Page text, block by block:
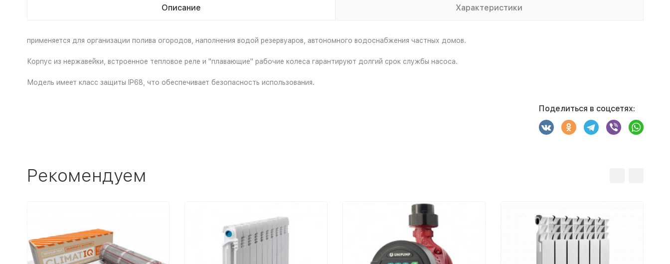
Описание Характеристики
применяется для организации полива огородов, наполнения водой резервуаров, автономного водоснабжения частных домов.
Корпус из нержавейки, встроенное тепловое реле и "плавающие" рабочие колеса гарантируют долгий срок службы насоса.
Модель имеет класс защиты IP68, что обеспечивает безопасность использования.
Поделиться в соцсетях:
Рекомендуем